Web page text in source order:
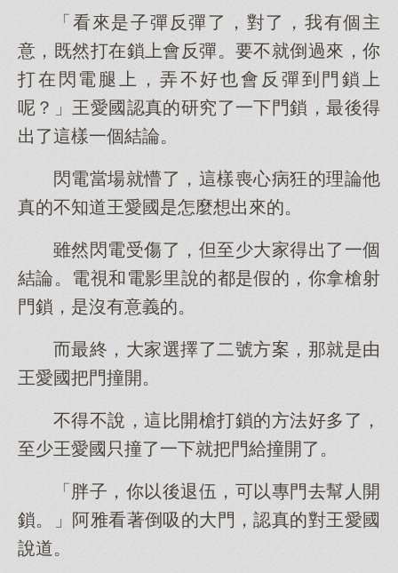
「看來是子彈反彈了，對了，我有個主
意，既然打在鎖上會反彈。要不就倒過來，你
打在閃電腿上，弄不好也會反彈到門鎖上
呢？」王愛國認真的研究了一下門鎖，最後得
出了這樣一個結論。
閃電當場就懵了，這樣喪心病狂的理論他
真的不知道王愛國是怎麼想出來的。
雖然閃電受傷了，但至少大家得出了一個
結論。電視和電影里說的都是假的，你拿槍射
門鎖，是沒有意義的。
而最終，大家選擇了二號方案，那就是由
王愛國把門撞開。
不得不說，這比開槍打鎖的方法好多了，
至少王愛國只撞了一下就把門給撞開了。
「胖子，你以後退伍，可以專門去幫人開
鎖。」阿雅看著倒吸的大門，認真的對王愛國
說道。